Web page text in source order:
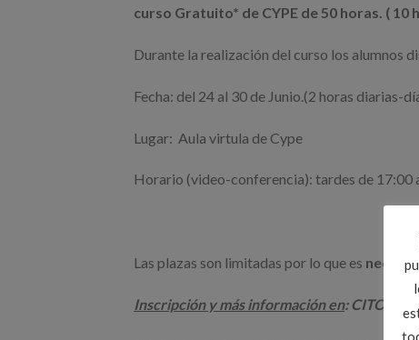
curso Gratuito* de CYPE de 50 horas. (
Durante la realización del curso los alumnos
Fecha: del 24 al 30 de Junio.(2 horas diarias-
Lugar: Aula virtula de Cype
Horario (video-conferencia): tardes de 17:00
Las plazas son limitadas por lo que es
Inscripción y más información en: CITOPCyL